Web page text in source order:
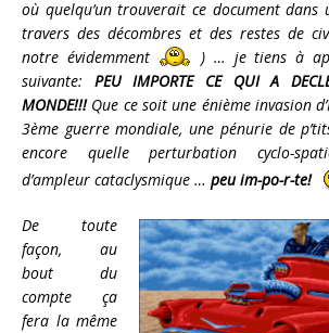
où quelqu’un trouverait ce document
travers des décombres et des restes de
notre évidemment
) … je tiens à
suivante: PEU IMPORTE CE QUI A
MONDE!!!Que ce soit une énième invasion
3ème guerre mondiale, une pénurie de
encore quelle perturbation cyclo-
d’ampleur cataclysmique … peu im-po-r-te!
De toute
façon, au
bout du
compte ça
fera la même